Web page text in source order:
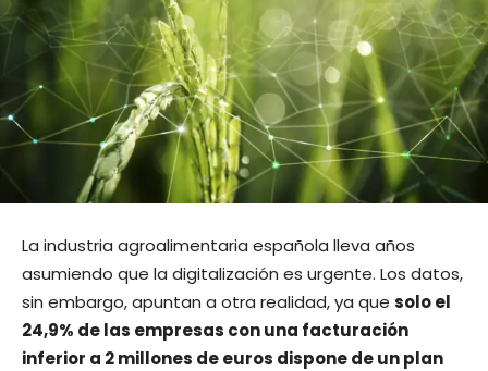
La industria agroalimentaria española lleva años
asumiendo que la digitalización es urgente. Los datos,
sin embargo, apuntan a otra realidad, ya que solo el
24,9% de las empresas con una facturación
inferior a 2 millones de euros dispone de un plan